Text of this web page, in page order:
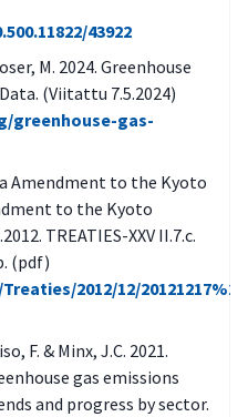
43922
M. 2024. Greenhouse
(Viitattu 7.5.2024)
greenhouse-gas-
Amendment to the Kyoto
to the Kyoto
TREATIES-XXV II.7.c.
(pdf)
2012/12/
F. & Minx, J.C. 2021.
gas emissions
and progress by sector.